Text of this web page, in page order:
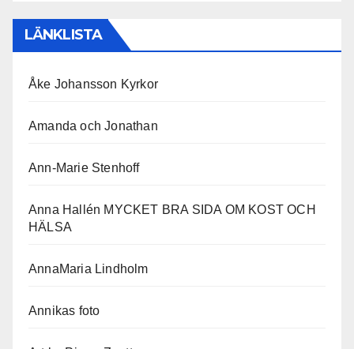
LÄNKLISTA
Åke Johansson Kyrkor
Amanda och Jonathan
Ann-Marie Stenhoff
Anna Hallén MYCKET BRA SIDA OM KOST OCH
HÄLSA
AnnaMaria Lindholm
Annikas foto